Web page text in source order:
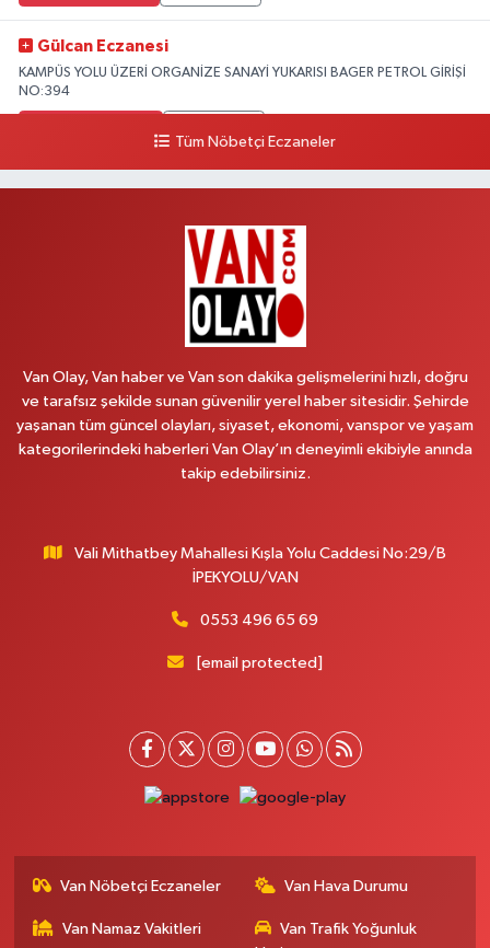
Gülcan Eczanesi
KAMPÜS YOLU ÜZERİ ORGANİZE SANAYİ YUKARISI BAGER PETROL GİRİŞİ
NO:394
HEKİM HASTANESİ ACİL KARŞISI
Yol Tarifi Al
MAHMUDİYE MAH.ATATÜRK CAD.NO:17B
0 (531) 621 69 65 Yol Tarifi Al
Onay Eczanesi
Yenı Derman Eczanesi
Akdamar Hastanesi Acil yanı. İpekyolu. Hatuniye mahallesi terzioğlu, Eski
Yol Tarifi Al
Hayat Eczanesi
Kışla Mah.Çınarlı Cad.1038 Sk.No:93 3-4
0 (432) 354 37 36 Yol Tarifi Al
Tüm Nöbetçi Eczaneler
Van Olay, Van haber ve Van son dakika gelişmelerini hızlı, doğru
ve tarafsız şekilde sunan güvenilir yerel haber sitesidir. Şehirde
yaşanan tüm güncel olayları, siyaset, ekonomi, vanspor ve yaşam
kategorilerindeki haberleri Van Olay’ın deneyimli ekibiyle anında
takip edebilirsiniz.
Vali Mithatbey Mahallesi Kışla Yolu Caddesi No:29/B
İPEKYOLU/VAN
0553 496 65 69
[email protected]
Van Nöbetçi Eczaneler Van Hava Durumu
Van Namaz Vakitleri
Van Trafik Yoğunluk